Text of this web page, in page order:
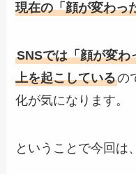
現在の「顔が変わっ
SNSでは「顔が変わ
上を起こしているの
化が気になります。
ということで今回は、